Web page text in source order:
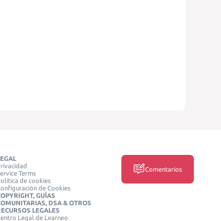
Terms
de cookies
de Cookies
GUÍAS
DSA & OTROS
LEGALES
Legal de Learneo
Comentarios